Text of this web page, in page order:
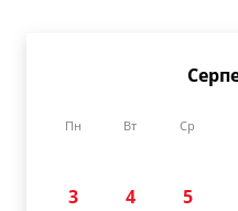
Пн Вт Ср
3
4 5